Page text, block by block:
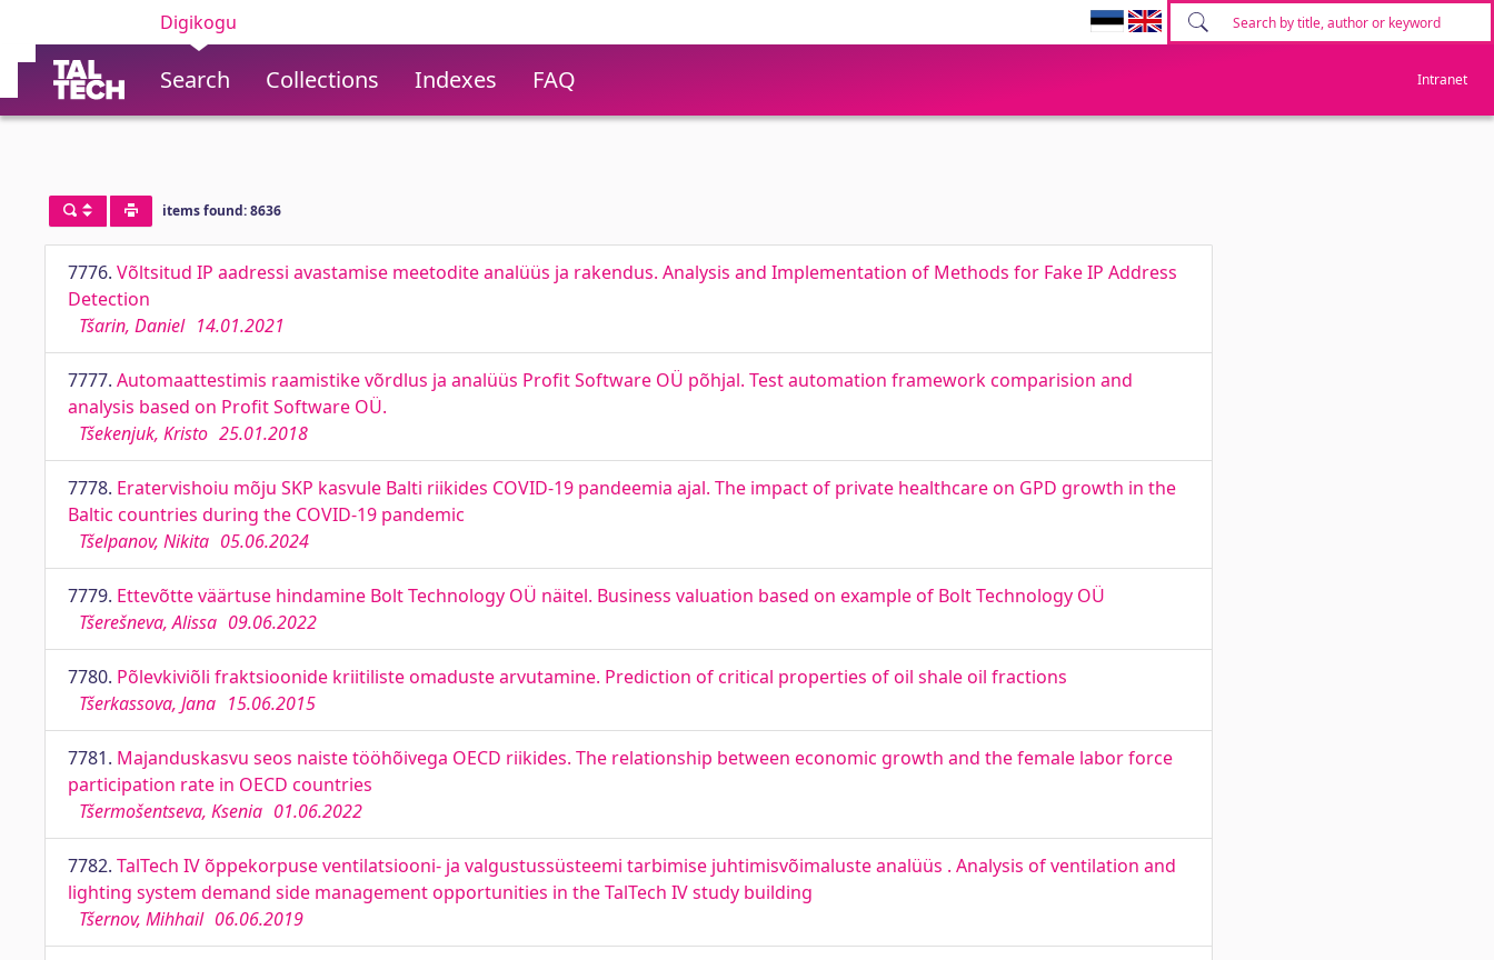
Digikogu
Search Collections Indexes FAQ Intranet
items found: 8636
7776. Võltsitud IP aadressi avastamise meetodite analüüs ja rakendus. Analysis and Implementation of Methods for Fake IP Address
Detection
Tšarin, Daniel 14.01.2021
7777. Automaattestimis raamistike võrdlus ja analüüs Profit Software OÜ põhjal. Test automation framework comparision and
analysis based on Profit Software OÜ.
Tšekenjuk, Kristo 25.01.2018
7778. Eratervishoiu mõju SKP kasvule Balti riikides COVID-19 pandeemia ajal. The impact of private healthcare on GPD growth in the
Baltic countries during the COVID-19 pandemic
Tšelpanov, Nikita 05.06.2024
7779. Ettevõtte väärtuse hindamine Bolt Technology OÜ näitel. Business valuation based on example of Bolt Technology OÜ
Tšerešneva, Alissa 09.06.2022
7780. Põlevkiviõli fraktsioonide kriitiliste omaduste arvutamine. Prediction of critical properties of oil shale oil fractions
Tšerkassova, Jana 15.06.2015
7781. Majanduskasvu seos naiste tööhõivega OECD riikides. The relationship between economic growth and the female labor force
participation rate in OECD countries
Tšermošentseva, Ksenia 01.06.2022
7782. TalTech IV õppekorpuse ventilatsiooni- ja valgustussüsteemi tarbimise juhtimisvõimaluste analüüs . Analysis of ventilation and
lighting system demand side management opportunities in the TalTech IV study building
Tšernov, Mihhail 06.06.2019